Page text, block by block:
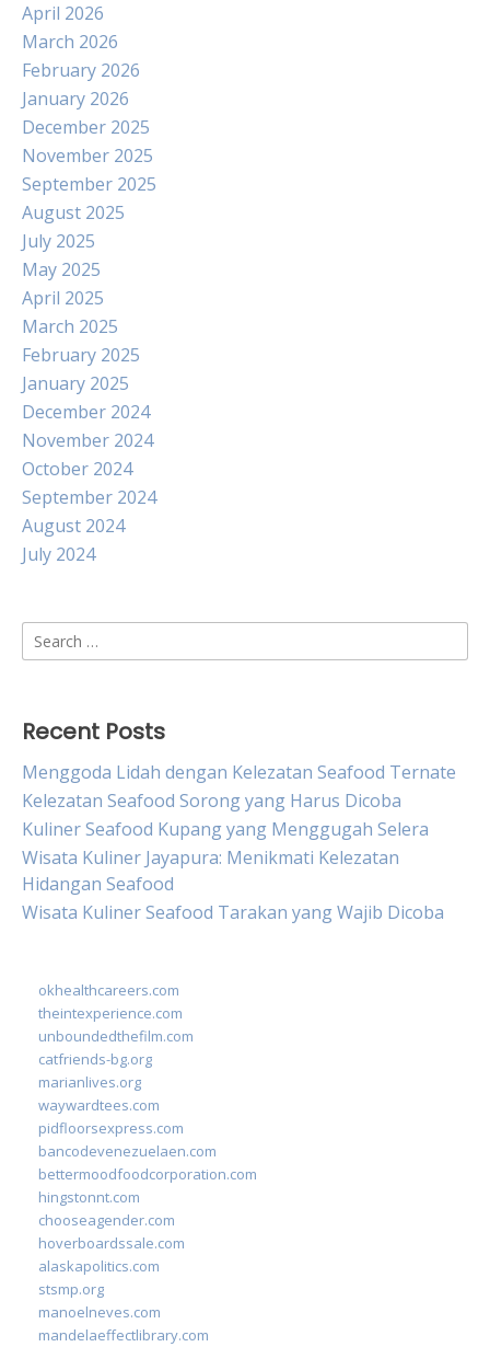
April 2026
March 2026
February 2026
January 2026
December 2025
November 2025
September 2025
August 2025
July 2025
May 2025
April 2025
March 2025
February 2025
January 2025
December 2024
November 2024
October 2024
September 2024
August 2024
July 2024
Search
for:
Recent Posts
Menggoda Lidah dengan Kelezatan Seafood Ternate
Kelezatan Seafood Sorong yang Harus Dicoba
Kuliner Seafood Kupang yang Menggugah Selera
Wisata Kuliner Jayapura: Menikmati Kelezatan
Hidangan Seafood
Wisata Kuliner Seafood Tarakan yang Wajib Dicoba
okhealthcareers.com
theintexperience.com
unboundedthefilm.com
catfriends-bg.org
marianlives.org
waywardtees.com
pidfloorsexpress.com
bancodevenezuelaen.com
bettermoodfoodcorporation.com
hingstonnt.com
chooseagender.com
hoverboardssale.com
alaskapolitics.com
stsmp.org
manoelneves.com
mandelaeffectlibrary.com